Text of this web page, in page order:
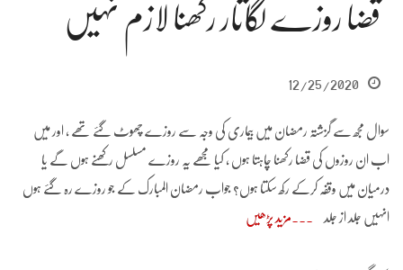
قضا روزے لگاتار رکھنا لازم نہیں
12/25/2020
سوال مجھ سے گزشتہ رمضان میں بیماری کی وجہ سے روزے چھوٹ گئے تھے ، اور میں
اب ان روزوں کی قضا رکھنا چاہتا ہوں ، کیا مجھے یہ روزے مسلسل رکھنے ہوں گے یا
درمیان میں وقفہ کرکے رکھ سکتا ہوں؟ جواب رمضان المبارک کے جو روزے رہ گئے ہوں
انہیں جلد از جلد مزید پڑھیں